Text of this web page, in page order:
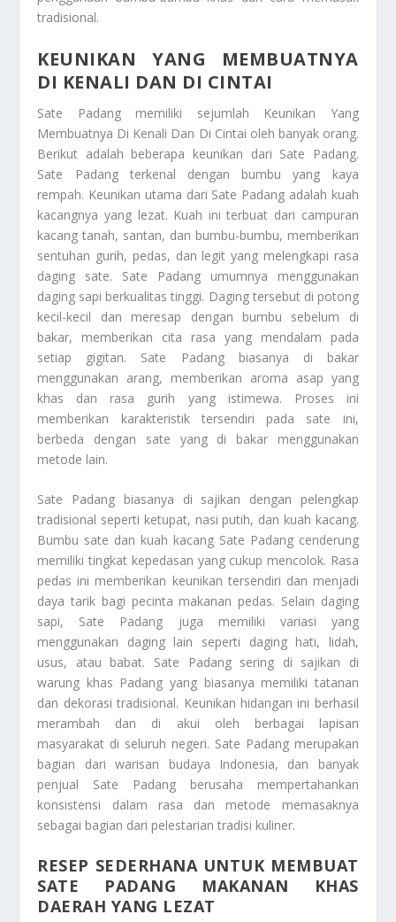
tradisional.
KEUNIKAN YANG MEMBUATNYA
DI KENALI DAN DI CINTAI
Sate Padang memiliki sejumlah Keunikan Yang
Membuatnya Di Kenali Dan Di Cintai oleh banyak orang.
Berikut adalah beberapa keunikan dari Sate Padang.
Sate Padang terkenal dengan bumbu yang kaya
rempah. Keunikan utama dari Sate Padang adalah kuah
kacangnya yang lezat. Kuah ini terbuat dari campuran
kacang tanah, santan, dan bumbu-bumbu, memberikan
sentuhan gurih, pedas, dan legit yang melengkapi rasa
daging sate. Sate Padang umumnya menggunakan
daging sapi berkualitas tinggi. Daging tersebut di potong
kecil-kecil dan meresap dengan bumbu sebelum di
bakar, memberikan cita rasa yang mendalam pada
setiap gigitan. Sate Padang biasanya di bakar
menggunakan arang, memberikan aroma asap yang
khas dan rasa gurih yang istimewa. Proses ini
memberikan karakteristik tersendiri pada sate ini,
berbeda dengan sate yang di bakar menggunakan
metode lain.
Sate Padang biasanya di sajikan dengan pelengkap
tradisional seperti ketupat, nasi putih, dan kuah kacang.
Bumbu sate dan kuah kacang Sate Padang cenderung
memiliki tingkat kepedasan yang cukup mencolok. Rasa
pedas ini memberikan keunikan tersendiri dan menjadi
daya tarik bagi pecinta makanan pedas. Selain daging
sapi, Sate Padang juga memiliki variasi yang
menggunakan daging lain seperti daging hati, lidah,
usus, atau babat. Sate Padang sering di sajikan di
warung khas Padang yang biasanya memiliki tatanan
dan dekorasi tradisional. Keunikan hidangan ini berhasil
merambah dan di akui oleh berbagai lapisan
masyarakat di seluruh negeri. Sate Padang merupakan
bagian dari warisan budaya Indonesia, dan banyak
penjual Sate Padang berusaha mempertahankan
konsistensi dalam rasa dan metode memasaknya
sebagai bagian dari pelestarian tradisi kuliner.
RESEP SEDERHANA UNTUK MEMBUAT
SATE PADANG MAKANAN KHAS
DAERAH YANG LEZAT